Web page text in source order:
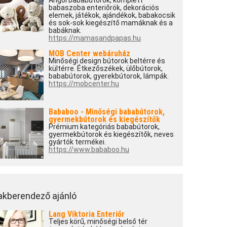
babaszoba enteriőrök, dekorációs
elemek, játékok, ajándékok, babakocsik
és sok-sok kiegészítő mamáknak és a
babáknak.
https://mamasandpapas.hu
MOB Center webáruház
Minőségi design bútorok beltérre és
kültérre. Étkezőszékek, ülőbútorok,
bababútorok, gyerekbútorok, lámpák.
https://mobcenter.hu
Bababoo - Minőségi bababútorok,
gyermekbútorok és kiegészítők
Prémium kategóriás bababútorok,
gyermekbútorok és kiegészítők, neves
gyártók termékei.
https://www.bababoo.hu
ajánló
Lang Viktoria Enteriőr
Teljes körű, minőségi belső tér